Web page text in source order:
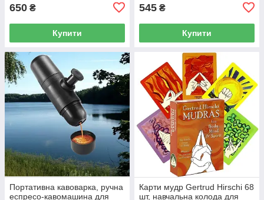
650 ₴
Купити
545 ₴
Купити
Портативна кавоварка, ручна
еспресо-кавомашина для
Карти мудр Gertrud Hirschi 68
шт, навчальна колода для